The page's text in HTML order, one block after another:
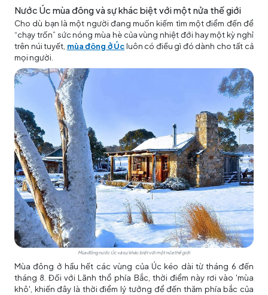
Nước Úc mùa đông và sự khác biệt với một nửa thế giới
Cho dù bạn là một người đang muốn kiếm tìm một điểm đến để
“chạy trốn” sức nóng mùa hè của vùng nhiệt đới hay một kỳ nghỉ
trên núi tuyết, mùa đông ở Úcluôn có điều gì đó dành cho tất cả
mọi người.
Mùa đông nước Úc và sự khác biệt với một nửa thế giới
Mùa đông ở hầu hết các vùng của Úc kéo dài từ tháng 6 đến
tháng 8. Đối với Lãnh thổ phía Bắc, thời điểm này rơi vào 'mùa
khô', khiến đây là thời điểm lý tưởng để đến thăm phía bắc của